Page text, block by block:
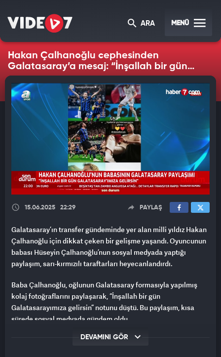
ARA MENÜ
Hakan Çalhanoğlu cephesinden
Galatasaray’a mesaj: “İnşallah bir gün
gelirsin”
15.06.2025 22:29 PAYLAŞ
Galatasaray’ın transfer gündeminde yer alan milli yıldız Hakan
Çalhanoğlu için dikkat çeken bir gelişme yaşandı. Oyuncunun
babası Hüseyin Çalhanoğlu’nun sosyal medyada yaptığı
paylaşım, sarı-kırmızılı taraftarları heyecanlandırdı.
Baba Çalhanoğlu, oğlunun Galatasaray formasıyla yapılmış
kolaj fotoğraflarını paylaşarak, “İnşallah bir gün
Galatasarayımıza gelirsin” notunu düştü. Bu paylaşım, kısa
sürede sosyal medyada gündem oldu.
Hakan Çalhanoğlu, daha önce Galatasaray’a olan sempatisiyle
DEVAMINI GÖR